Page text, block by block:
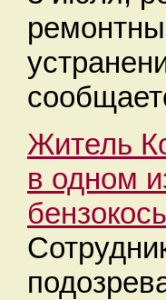
Житель
в одном